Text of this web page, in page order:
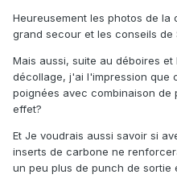
Heureusement les photos de la
grand secour et les conseils de
Mais aussi, suite au déboires
décollage, j'ai l'impression que
poignées avec combinaison de
effet?
Et Je voudrais aussi savoir si
inserts de carbone ne
un peu plus de punch de sortie